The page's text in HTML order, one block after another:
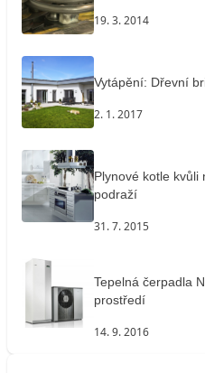
19. 3. 2014
Vytápění: Dřevní
2. 1. 2017
Plynové kotle kvůli
podraží
31. 7. 2015
Tepelná čerpadla
prostředí
14. 9. 2016